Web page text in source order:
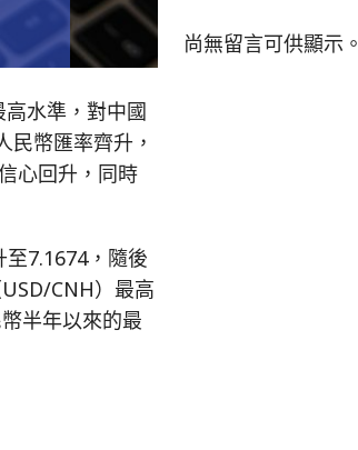
水準，對中國
幣匯率齊升，
心回升，同時
7.1674，隨後
CNH）最高
半年以來的最
尚無留言可供顯示。